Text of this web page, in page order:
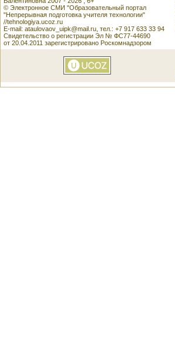
© Электронное СМИ "Образовательный портал
"Непрерывная подготовка учителя технологии"
//tehnologiya.ucoz.ru
E-mail: ataulovaov_uipk@mail.ru, тел.: +7 917 633 33 94
Свидетельство о регистрации Эл № ФС77-44690
от 20.04.2011 зарегистрировано Роскомнадзором